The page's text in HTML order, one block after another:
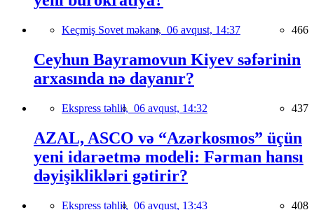
Keçmiş Sovet məkanı, 06 avqust, 14:37 466
Ceyhun Bayramovun Kiyev səfərinin
arxasında nə dayanır?
Ekspress təhlil, 06 avqust, 14:32 437
AZAL, ASCO və “Azərkosmos” üçün
yeni idarəetmə modeli: Fərman hansı
dəyişiklikləri gətirir?
Ekspress təhlil, 06 avqust, 13:43 408